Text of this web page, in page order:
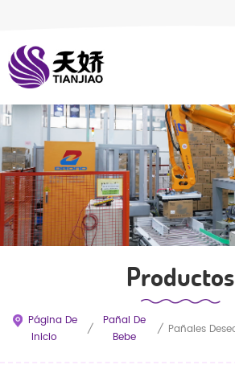
Productos
Página De
Inicio
/
Pañal De
Bebe
/